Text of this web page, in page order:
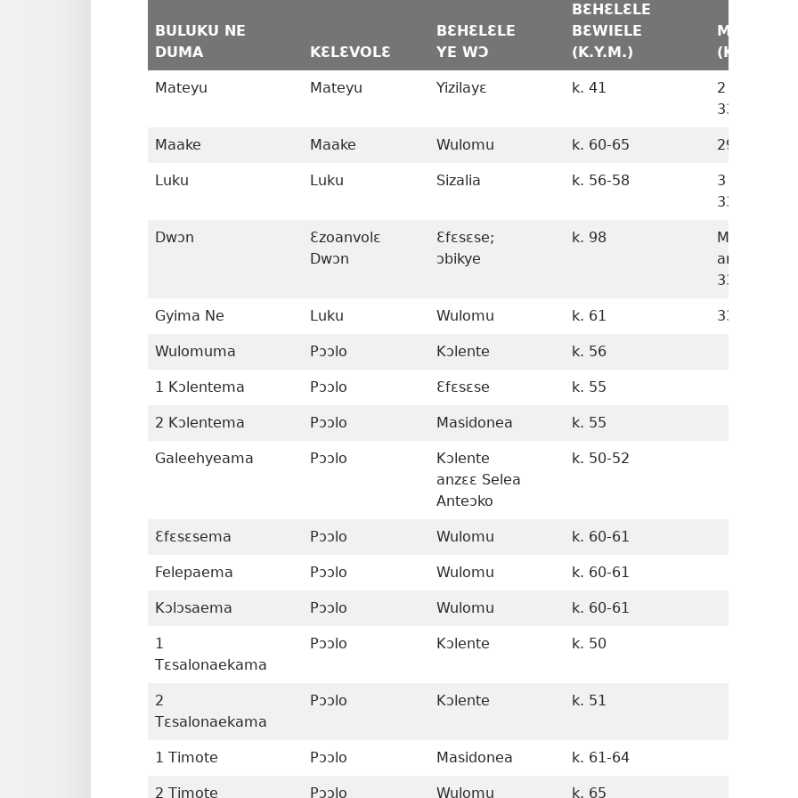
BULUKU NE
DUMA
KƐLƐVOLƐ
BƐHƐLƐLE
YE WƆ
BƐHƐLƐLE
BƐWIELE
(K.Y.M.)
MEKƐ NE
(K.Y.M.)
Mateyu Mateyu Yizilayɛ k. 41
2 K.Y.M.–
33 Y.M.
Maake Maake Wulomu k. 60-65 29-33 Y.M.
Luku Luku Sizalia k. 56-58
3 K.Y.M.–
33 Y.M.
Dwɔn
Ɛzoanvolɛ
Dwɔn
Ɛfɛsɛse;
ɔbikye
k. 98
Mukenye
anzi, 29-
33 Y.M.
Gyima Ne Luku Wulomu k. 61 33–k. 61
Wulomuma Pɔɔlo Kɔlente k. 56
1 Kɔlentema Pɔɔlo Ɛfɛsɛse k. 55
2 Kɔlentema Pɔɔlo Masidonea k. 55
Galeehyeama Pɔɔlo
Kɔlente
anzɛɛ Selea
Anteɔko
k. 50-52
Ɛfɛsɛsema Pɔɔlo Wulomu k. 60-61
Felepaema Pɔɔlo Wulomu k. 60-61
Kɔlɔsaema Pɔɔlo Wulomu k. 60-61
1
Tɛsalonaekama
Pɔɔlo Kɔlente k. 50
2
Tɛsalonaekama
Pɔɔlo Kɔlente k. 51
1 Timote Pɔɔlo Masidonea k. 61-64
2 Timote Pɔɔlo Wulomu k. 65